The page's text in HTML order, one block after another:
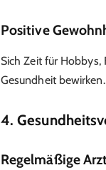
Positive
Sich Zeit für
Gesundheit
4.
Regelmäßige